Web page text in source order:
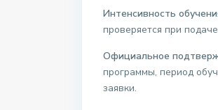
Интенсивность
проверяется при
Официальное
программы, период
заявки.